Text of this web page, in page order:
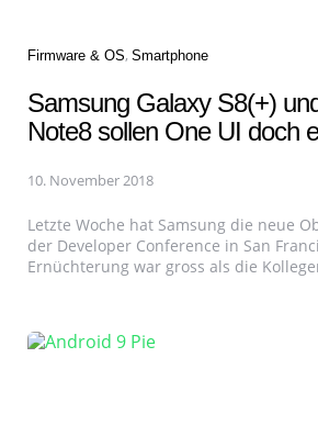
Categories
Firmware & OS Smartphone
Samsung Galaxy S8(+)
Note8 sollen One UI doch
10. November 2018
Letzte Woche hat Samsung die neue
der Developer Conference in San
Ernüchterung war gross als die